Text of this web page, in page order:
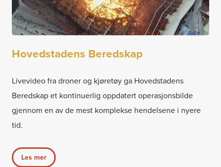
Hovedstadens Beredskap
Livevideo fra droner og kjøretøy ga Hovedstadens
Beredskap et kontinuerlig oppdatert operasjonsbilde
gjennom en av de mest komplekse hendelsene i nyere
tid.
Les mer